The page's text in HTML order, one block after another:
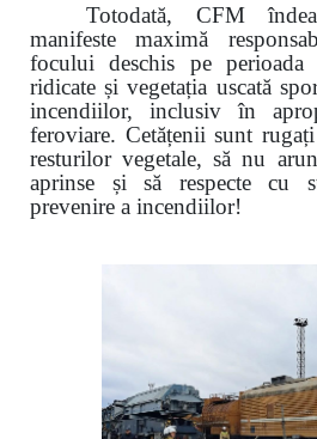
Totodată, CFM
manifeste maximă
focului deschis pe perioada
ridicate și vegetația uscată
incendiilor, inclusiv în
feroviare. Cetățenii sunt
resturilor vegetale, să nu
aprinse și să respecte cu
prevenire a incendiilor!